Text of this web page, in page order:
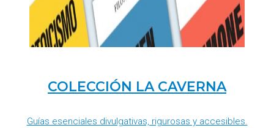
COLECCIÓN LA CAVERNA
Guías esenciales divulgativas, rigurosas y accesibles.